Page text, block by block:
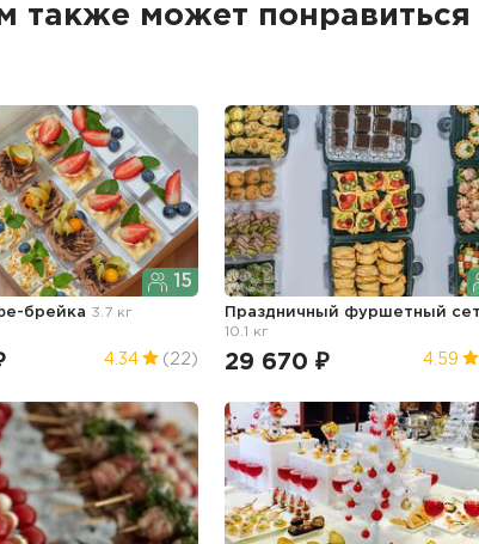
также может понравиться
15
брейка 3.7 кг
4.34 (22)
Праздничный фуршетный
10.1 кг
29 670 ₽ 4.59